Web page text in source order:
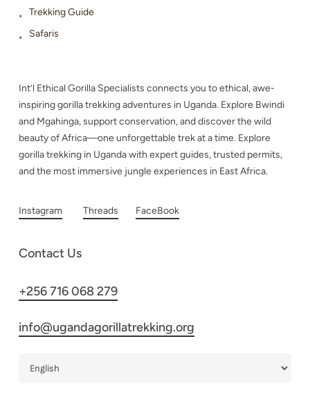
Trekking Guide
Safaris
Int’l Ethical Gorilla Specialists connects you to ethical, awe-
inspiring gorilla trekking adventures in Uganda. Explore Bwindi
and Mgahinga, support conservation, and discover the wild
beauty of Africa—one unforgettable trek at a time. Explore
gorilla trekking in Uganda with expert guides, trusted permits,
and the most immersive jungle experiences in East Africa.
Instagram Threads FaceBook
Contact Us
+256 716 068 279
info@ugandagorillatrekking.org